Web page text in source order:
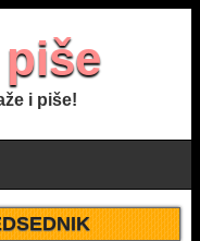
i piše!